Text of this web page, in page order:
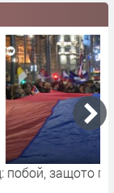
срещу Путин